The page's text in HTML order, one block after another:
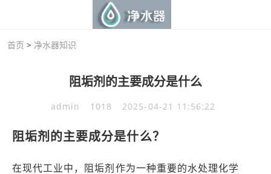
首页 > 净水器知识
阻垢剂的主要成分是什么
admin 1018 2025-04-21 11:56:22
阻垢剂的主要成分是什么？
在现代工业中，阻垢剂作为一种重要的水处理化学